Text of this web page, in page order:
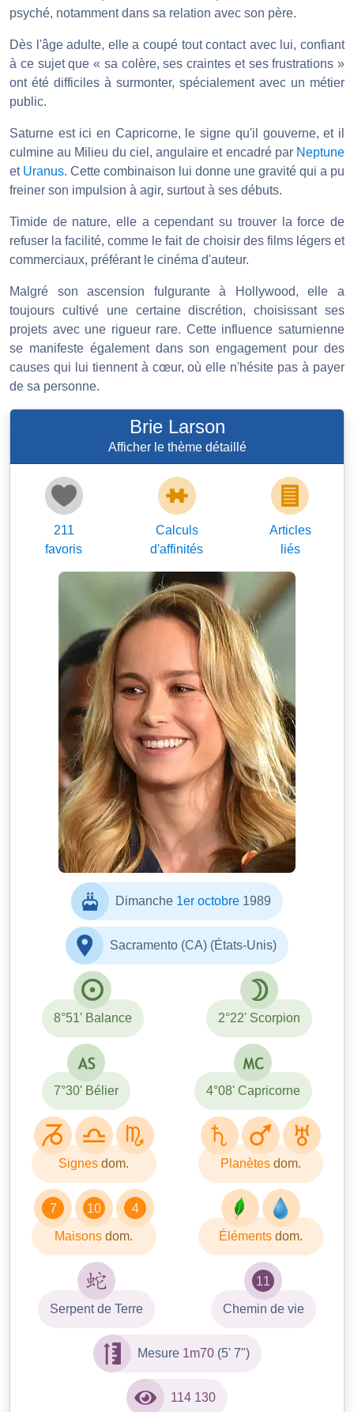
psyché, notamment dans sa relation avec son père.
Dès l'âge adulte, elle a coupé tout contact avec lui, confiant
à ce sujet que « sa colère, ses craintes et ses frustrations »
ont été difficiles à surmonter, spécialement avec un métier
public.
Saturne est ici en Capricorne, le signe qu'il gouverne, et il
culmine au Milieu du ciel, angulaire et encadré par Neptune
et Uranus. Cette combinaison lui donne une gravité qui a pu
freiner son impulsion à agir, surtout à ses débuts.
Timide de nature, elle a cependant su trouver la force de
refuser la facilité, comme le fait de choisir des films légers et
commerciaux, préférant le cinéma d'auteur.
Malgré son ascension fulgurante à Hollywood, elle a
toujours cultivé une certaine discrétion, choisissant ses
projets avec une rigueur rare. Cette influence saturnienne
se manifeste également dans son engagement pour des
causes qui lui tiennent à cœur, où elle n'hésite pas à payer
de sa personne.
Brie Larson
Afficher le thème détaillé
211
favoris
Calculs
d'affinités
Articles
liés
Dimanche 1er octobre 1989
Sacramento (CA) (États-Unis)
8°51' Balance 2°22' Scorpion
7°30' Bélier 4°08' Capricorne
Signes dom. Planètes dom.
7 10 4
Maisons dom. Éléments dom.
Serpent de Terre
11
Chemin de vie
Mesure 1m70(5' 7")
114 130